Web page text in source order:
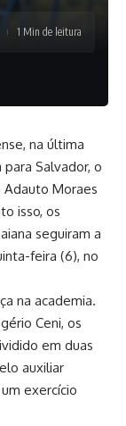
1 Min de leitura
na última
Salvador, o
Moraes
isso, os
seguiram a
feira (6), no
na academia.
Ceni, os
em duas
auxiliar
exercício